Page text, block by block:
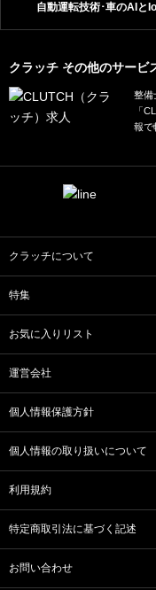
自動運転技術･車のAIと
クラッチ その他のサービ
整備
「
報で
クラッチについて
特集
お気に入りリスト
運営会社
個人情報保護方針
個人情報の取り扱いについて
利用規約
特定商取引法に基づく記述
お問い合わせ